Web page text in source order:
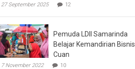
27 September 2025 12
Pemuda LDII Samarinda
Belajar Kemandirian Bisnis
Cuan
7 November 2022 10